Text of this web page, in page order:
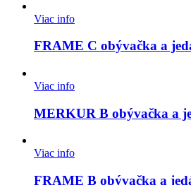
Viac info
FRAME C obývačka a
Viac info
MERKUR B obývačka a
Viac info
FRAME B obývačka a